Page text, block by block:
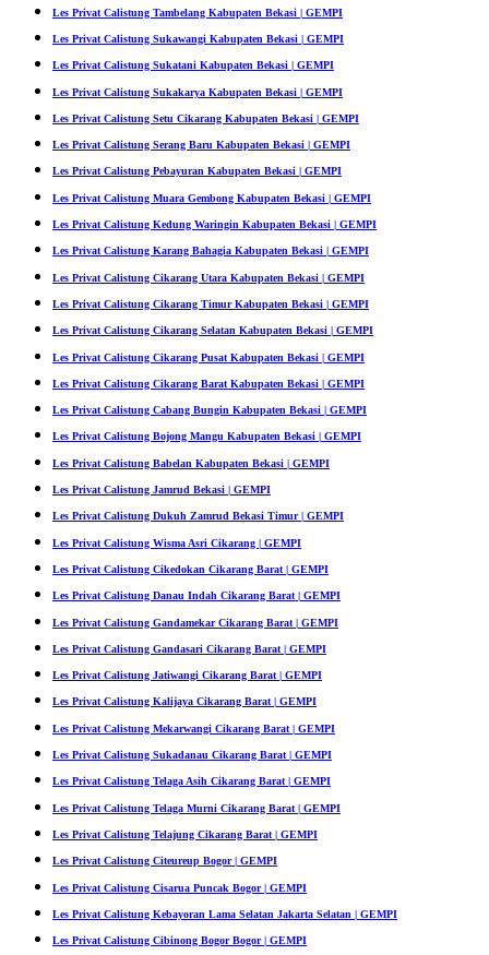
Les Privat Calistung Tambelang Kabupaten Bekasi | GEMPI
Les Privat Calistung Sukawangi Kabupaten Bekasi | GEMPI
Les Privat Calistung Sukatani Kabupaten Bekasi | GEMPI
Les Privat Calistung Sukakarya Kabupaten Bekasi | GEMPI
Les Privat Calistung Setu Cikarang Kabupaten Bekasi | GEMPI
Les Privat Calistung Serang Baru Kabupaten Bekasi | GEMPI
Les Privat Calistung Pebayuran Kabupaten Bekasi | GEMPI
Les Privat Calistung Muara Gembong Kabupaten Bekasi | GEMPI
Les Privat Calistung Kedung Waringin Kabupaten Bekasi | GEMPI
Les Privat Calistung Karang Bahagia Kabupaten Bekasi | GEMPI
Les Privat Calistung Cikarang Utara Kabupaten Bekasi | GEMPI
Les Privat Calistung Cikarang Timur Kabupaten Bekasi | GEMPI
Les Privat Calistung Cikarang Selatan Kabupaten Bekasi | GEMPI
Les Privat Calistung Cikarang Pusat Kabupaten Bekasi | GEMPI
Les Privat Calistung Cikarang Barat Kabupaten Bekasi | GEMPI
Les Privat Calistung Cabang Bungin Kabupaten Bekasi | GEMPI
Les Privat Calistung Bojong Mangu Kabupaten Bekasi | GEMPI
Les Privat Calistung Babelan Kabupaten Bekasi | GEMPI
Les Privat Calistung Jamrud Bekasi | GEMPI
Les Privat Calistung Dukuh Zamrud Bekasi Timur | GEMPI
Les Privat Calistung Wisma Asri Cikarang | GEMPI
Les Privat Calistung Cikedokan Cikarang Barat | GEMPI
Les Privat Calistung Danau Indah Cikarang Barat | GEMPI
Les Privat Calistung Gandamekar Cikarang Barat | GEMPI
Les Privat Calistung Gandasari Cikarang Barat | GEMPI
Les Privat Calistung Jatiwangi Cikarang Barat | GEMPI
Les Privat Calistung Kalijaya Cikarang Barat | GEMPI
Les Privat Calistung Mekarwangi Cikarang Barat | GEMPI
Les Privat Calistung Sukadanau Cikarang Barat | GEMPI
Les Privat Calistung Telaga Asih Cikarang Barat | GEMPI
Les Privat Calistung Telaga Murni Cikarang Barat | GEMPI
Les Privat Calistung Telajung Cikarang Barat | GEMPI
Les Privat Calistung Citeureup Bogor | GEMPI
Les Privat Calistung Cisarua Puncak Bogor | GEMPI
Les Privat Calistung Kebayoran Lama Selatan Jakarta Selatan | GEMPI
Les Privat Calistung Cibinong Bogor Bogor | GEMPI